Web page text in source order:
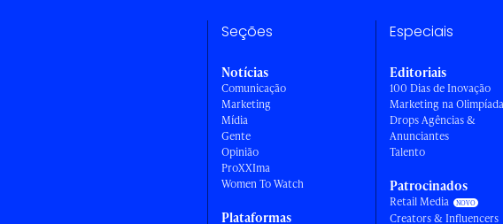
Seções
Notícias
Comunicação
Marketing
Mídia
Gente
Opinião
ProXXIma
Women To Watch
Plataformas
Especiais
Editoriais
100 Dias de Inovação
Marketing na Olimpíada
Drops Agências &
Anunciantes
Talento
Patrocinados
Retail Media
Creators & Influencers